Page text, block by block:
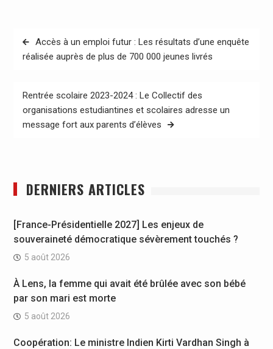
Navigation
de
Accès à un emploi futur : Les résultats d’une enquête
réalisée auprès de plus de 700 000 jeunes livrés
Rentrée scolaire 2023-2024 : Le Collectif des
organisations estudiantines et scolaires adresse un
message fort aux parents d’élèves
DERNIERS ARTICLES
[France-Présidentielle 2027] Les enjeux de
souveraineté démocratique sévèrement touchés ?
5 août 2026
À Lens, la femme qui avait été brûlée avec son bébé
par son mari est morte
5 août 2026
Coopération: Le ministre Indien Kirti Vardhan Singh à